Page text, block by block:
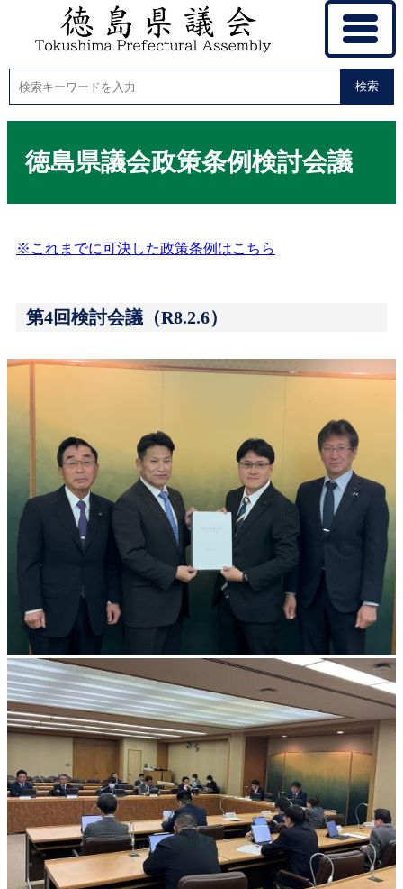
検索
徳島県議会政策条例検討会議
※これまでに可決した政策条例はこちら
第4回検討会議（R8.2.6）